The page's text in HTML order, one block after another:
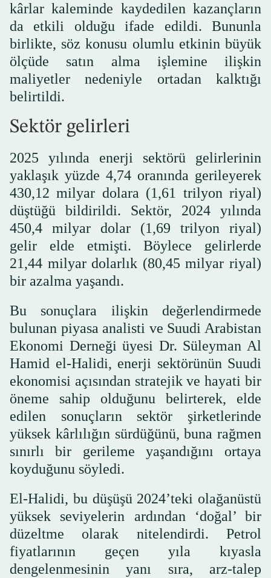
kârlar kaleminde kaydedilen kazançların
da etkili olduğu ifade edildi. Bununla
birlikte, söz konusu olumlu etkinin büyük
ölçüde satın alma işlemine ilişkin
maliyetler nedeniyle ortadan kalktığı
belirtildi.
Sektör gelirleri
2025 yılında enerji sektörü gelirlerinin
yaklaşık yüzde 4,74 oranında gerileyerek
430,12 milyar dolara (1,61 trilyon riyal)
düştüğü bildirildi. Sektör, 2024 yılında
450,4 milyar dolar (1,69 trilyon riyal)
gelir elde etmişti. Böylece gelirlerde
21,44 milyar dolarlık (80,45 milyar riyal)
bir azalma yaşandı.
Bu sonuçlara ilişkin değerlendirmede
bulunan piyasa analisti ve Suudi Arabistan
Ekonomi Derneği üyesi Dr. Süleyman Al
Hamid el-Halidi, enerji sektörünün Suudi
ekonomisi açısından stratejik ve hayati bir
öneme sahip olduğunu belirterek, elde
edilen sonuçların sektör şirketlerinde
yüksek kârlılığın sürdüğünü, buna rağmen
sınırlı bir gerileme yaşandığını ortaya
koyduğunu söyledi.
El-Halidi, bu düşüşü 2024’teki olağanüstü
yüksek seviyelerin ardından ‘doğal’ bir
düzeltme olarak nitelendirdi. Petrol
fiyatlarının geçen yıla kıyasla
dengelenmesinin yanı sıra, arz-talep